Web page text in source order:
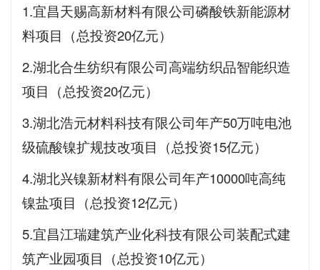
1.宜昌天赐高新材料有限公司磷酸铁新能源材
料项目（总投资20亿元）
2.湖北合生纺织有限公司高端纺织品智能织造
项目（总投资20亿元）
3.湖北浩元材料科技有限公司年产50万吨电池
级硫酸镍扩规技改项目（总投资15亿元）
4.湖北兴镍新材料有限公司年产10000吨高纯
镍盐项目（总投资12亿元）
5.宜昌江瑞建筑产业化科技有限公司装配式建
筑产业园项目（总投资10亿元）